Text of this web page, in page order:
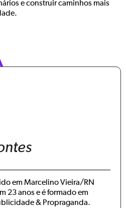
e construir caminhos mais
em Marcelino Vieira/RN
23 anos e é formado em
& Propraganda.